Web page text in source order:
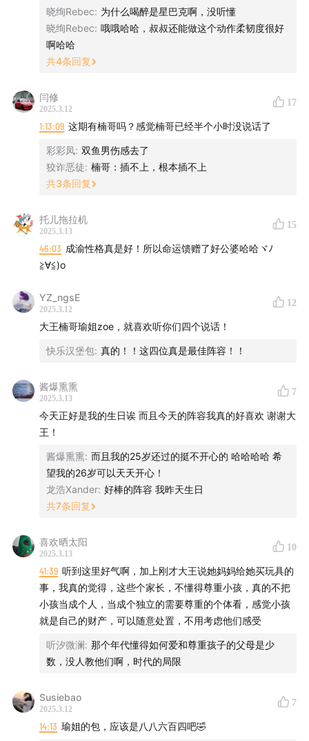
南哥说他越来越不爱过生日了。
对小时候过生日的印象有些模糊，记住的往往是“特
殊的”。
33:25 没有得到的生日礼物，记很久。
程鱼的新衣服，送给左一的贺卡。
58:44 你的生日，妈妈的受难日？
这一天是孩子与妈妈的纪念日，是这一天你们互相
曾经的生日套路，曾经的朋友们。
已经不像小时候那么爱热闹，希望朋友们总黏在一
起。
动森里的妈妈，生日时治愈着我们。
✨👩✨🎂✨👨✨
微博/小红书：发发大王
邮箱：12835961@qq.com
晓绚Rebec: 为什么喝醉是星巴克啊，没听懂
晓绚Rebec: 哦哦哈哈，叔叔还能做这个动作柔韧度很好
啊哈哈
共4条回复
闫修
2025.3.12
17
1:13:09 这期有楠哥吗？感觉楠哥已经半个小时没说话了
彩彩凤: 双鱼男伤感去了
狡诈恶徒: 楠哥：插不上，根本插不上
共3条回复
托儿拖拉机
2025.3.13
15
46:03 成渝性格真是好！所以命运馈赠了好公婆哈哈ヾﾉ
≧∀≦)o
YZ_ngsE
2025.3.12
12
大王楠哥瑜姐zoe，就喜欢听你们四个说话！
快乐汉堡包: 真的！！这四位真是最佳阵容！！
酱爆熏熏
2025.3.13
7
今天正好是我的生日诶 而且今天的阵容我真的好喜欢 谢谢大
王！
酱爆熏熏: 而且我的25岁还过的挺不开心的 哈哈哈哈 希
望我的26岁可以天天开心！
龙浩Xander: 好棒的阵容 我昨天生日
共7条回复
喜欢晒太阳
2025.3.13
10
41:39 听到这里好气啊，加上刚才大王说她妈妈给她买玩具的
事，我真的觉得，这些个家长，不懂得尊重小孩，真的不把
小孩当成个人，当成个独立的需要尊重的个体看，感觉小孩
就是自己的财产，可以随意处置，不用考虑他们感受
听汐微澜: 那个年代懂得如何爱和尊重孩子的父母是少
数，没人教他们啊，时代的局限
Susiebao
2025.3.12
7
14:13 瑜姐的包，应该是八八六百四吧🤣